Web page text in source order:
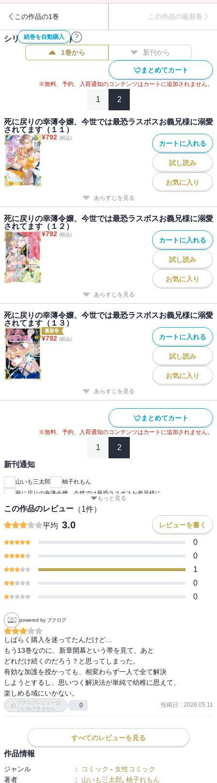
父が亡くなってしまえば、強大な力を持ち、一度目の人生で世界を
滅ぼしてしまった兄が
また暴走してしまう…！？
父の無事と兄の心の安寧を守るべく、オルタンシアは新しい女神の
加護≪時間跳躍≫を使うのだが…。
家族への想いと、兄への愛が時をかける！
大人気、死に戻り兄妹ファンタジー第１３巻！
この作品の1巻 この作品の最新巻
続巻を自動購入
シリーズ作品(13件)
1巻から 新刊から
まとめてカート
※無料、予約、入荷通知のコンテンツはカートに追加されません。
1 2
死に戻りの幸薄令嬢、今世では最恐ラスボスお義兄様に溺愛
されてます（１１）
¥792 (税込)
カートに入れる
試し読み
お気に入り
あらすじを見る
死に戻りの幸薄令嬢、今世では最恐ラスボスお義兄様に溺愛
されてます（１２）
¥792 (税込)
カートに入れる
試し読み
お気に入り
あらすじを見る
死に戻りの幸薄令嬢、今世では最恐ラスボスお義兄様に溺愛
されてます（１３）
最新巻
¥792 (税込) カートに入れる
試し読み
お気に入り
あらすじを見る
まとめてカート
※無料、予約、入荷通知のコンテンツはカートに追加されません。
1 2
新刊通知
山いも三太郎
柚子れもん
死に戻りの幸薄令嬢、今世では最恐ラスボスお義兄様に
もっと見る
この作品のレビュー （1件）
平均 3.0 レビューを書く
0
0
1
0
0
powered by ブクログ
しばらく購入を迷ってたんだけど…
もう13巻なのに、新章開幕という帯を見て、あと
どれだけ続くのだろう？と思ってしまった。
有効な加護を授かっても、相変わらず一人で全て解決
しようとするし、思いつく解決法が単純で幼稚に思えて、
楽しめる域にいかない。
ブクログレビューは
いいねできません
0 投稿日 : 2026.05.11
すべてのレビューを見る
作品情報
ジャンル : コミック - 女性コミック
著者
: 山いも三太郎 柚子れもん